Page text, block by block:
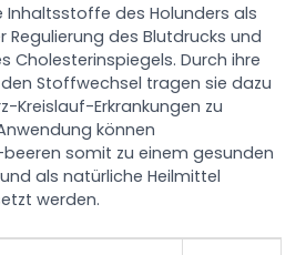
des Holunders als
des Blutdrucks und
Cholesterinspiegels. Durch ihre
Stoffwechsel tragen sie dazu
Kreislauf-Erkrankungen zu
können
somit zu einem gesunden
als natürliche Heilmittel
werden.